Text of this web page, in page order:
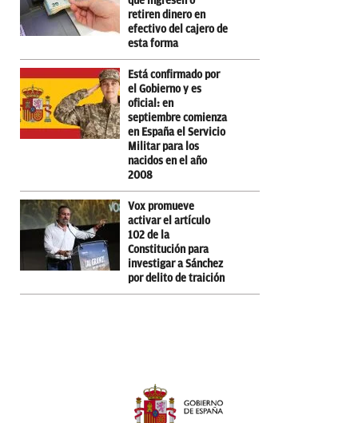
retiren dinero en
efectivo del cajero de
esta forma
Está confirmado por
el Gobierno y es
oficial: en
septiembre comienza
en España el Servicio
Militar para los
nacidos en el año
2008
Vox promueve
activar el artículo
102 de la
Constitución para
investigar a Sánchez
por delito de traición